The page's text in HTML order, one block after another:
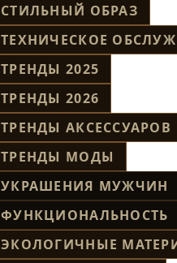
СТИЛЬНЫЙ ОБРАЗ
ТЕХНИЧЕСКОЕ
ТРЕНДЫ 2025
ТРЕНДЫ 2026
ТРЕНДЫ АКСЕССУАРОВ
ТРЕНДЫ МОДЫ
УКРАШЕНИЯ МУЖЧИН
ФУНКЦИОНАЛЬНОСТЬ
ЭКОЛОГИЧНЫЕ